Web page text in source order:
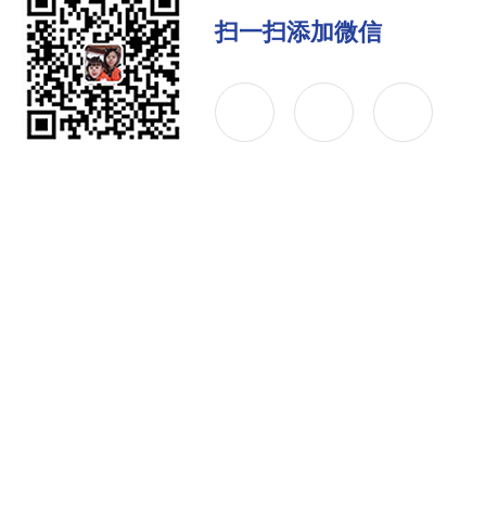
扫一扫添加微信